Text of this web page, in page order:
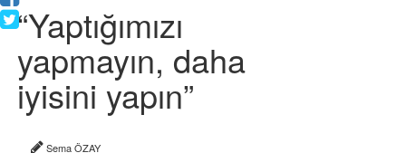
“Yaptığımızı
yapmayın, daha
iyisini yapın”
Sema ÖZAY